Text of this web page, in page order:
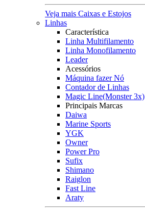
Veja mais Caixas e Estojos
Linhas
Característica
Linha Multifilamento
Linha Monofilamento
Leader
Acessórios
Máquina fazer Nó
Contador de Linhas
Magic Line(Monster 3x)
Principais Marcas
Daiwa
Marine Sports
YGK
Owner
Power Pro
Sufix
Shimano
Raiglon
Fast Line
Araty